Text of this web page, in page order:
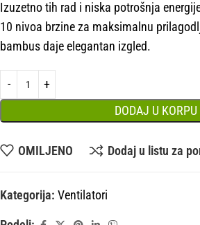
Izuzetno tih rad i niska potrošnja
10 nivoa brzine za maksimalnu
bambus daje elegantan izgled.
DODAJ U KORPU
OMILJENO Dodaj u listu za
Kategorija: Ventilatori